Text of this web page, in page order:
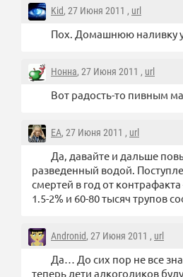
Kid, 27 Июня 2011 , url
Пох. Домашнюю наливку
Нонна, 27 Июня 2011 , url
Вот радость-то пивным
EA, 27 Июня 2011 , url
Да, давайте и дальше
разведенный водой.
смертей в год от
1.5-2% и 60-80 тысяч трупов
Andronid, 27 Июня 2011 , url
Да… До сих пор не все
теперь дети алкоголиков